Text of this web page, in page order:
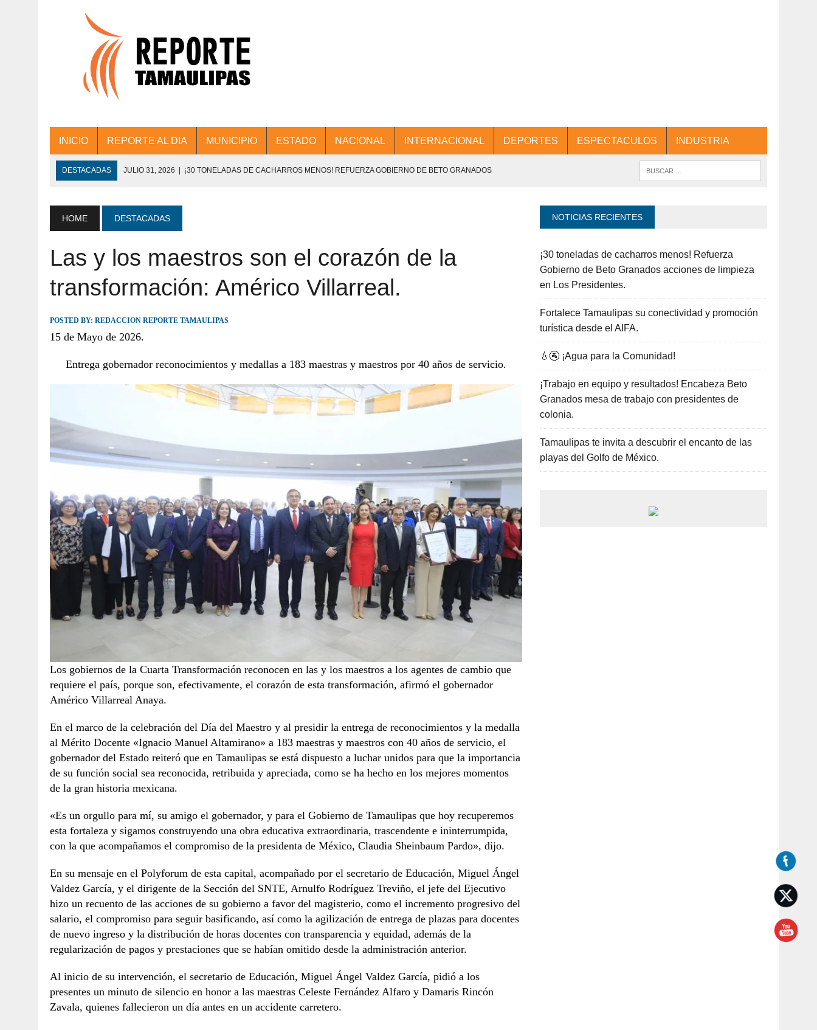
INICIO REPORTE AL DIA MUNICIPIO ESTADO NACIONAL INTERNACIONAL DEPORTES ESPECTACULOS INDUSTRIA
DESTACADAS JULIO 31, 2026 | ¡30 TONELADAS DE CACHARROS MENOS! REFUERZA GOBIERNO DE BETO GRANADOS
JULIO 30, 2026 | 💧🚰 ¡AGUA PARA LA COMUNIDAD!
JULIO 30, 2026 ¡TRABAJO EN EQUIPO Y RESULTADOS! ENCABEZA BETO GRANADOS MESA DE TRABAJO CON PRESIDENTES
DE COLONIA.
JULIO 30, 2026 | TAMAULIPAS TE INVITA A DESCUBRIR EL ENCANTO DE LAS PLAYAS DEL GOLFO DE MÉXICO.
HOME DESTACADAS
Las y los maestros son el corazón de la
transformación: Américo Villarreal.
POSTED BY: REDACCION REPORTE TAMAULIPAS
15 de Mayo de 2026.
Entrega gobernador reconocimientos y medallas a 183 maestras y maestros por 40 años de servicio.
Los gobiernos de la Cuarta Transformación reconocen en las y los maestros a los agentes de cambio que
requiere el país, porque son, efectivamente, el corazón de esta transformación, afirmó el gobernador
Américo Villarreal Anaya.
En el marco de la celebración del Día del Maestro y al presidir la entrega de reconocimientos y la medalla
al Mérito Docente «Ignacio Manuel Altamirano» a 183 maestras y maestros con 40 años de servicio, el
gobernador del Estado reiteró que en Tamaulipas se está dispuesto a luchar unidos para que la importancia
de su función social sea reconocida, retribuida y apreciada, como se ha hecho en los mejores momentos
de la gran historia mexicana.
«Es un orgullo para mí, su amigo el gobernador, y para el Gobierno de Tamaulipas que hoy recuperemos
esta fortaleza y sigamos construyendo una obra educativa extraordinaria, trascendente e ininterrumpida,
con la que acompañamos el compromiso de la presidenta de México, Claudia Sheinbaum Pardo», dijo.
En su mensaje en el Polyforum de esta capital, acompañado por el secretario de Educación, Miguel Ángel
Valdez García, y el dirigente de la Sección del SNTE, Arnulfo Rodríguez Treviño, el jefe del Ejecutivo
hizo un recuento de las acciones de su gobierno a favor del magisterio, como el incremento progresivo del
salario, el compromiso para seguir basificando, así como la agilización de entrega de plazas para docentes
de nuevo ingreso y la distribución de horas docentes con transparencia y equidad, además de la
regularización de pagos y prestaciones que se habían omitido desde la administración anterior.
Al inicio de su intervención, el secretario de Educación, Miguel Ángel Valdez García, pidió a los
presentes un minuto de silencio en honor a las maestras Celeste Fernández Alfaro y Damaris Rincón
Zavala, quienes fallecieron un día antes en un accidente carretero.
NOTICIAS RECIENTES
¡30 toneladas de cacharros menos! Refuerza
Gobierno de Beto Granados acciones de limpieza
en Los Presidentes.
Fortalece Tamaulipas su conectividad y promoción
turística desde el AIFA.
💧🚰 ¡Agua para la Comunidad!
¡Trabajo en equipo y resultados! Encabeza Beto
Granados mesa de trabajo con presidentes de
colonia.
Tamaulipas te invita a descubrir el encanto de las
playas del Golfo de México.